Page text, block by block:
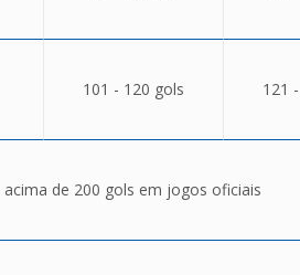
101 - 120 gols 121
acima de 200 gols em jogos oficiais